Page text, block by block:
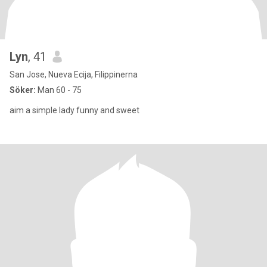
Lyn, 41
San Jose, Nueva Ecija, Filippinerna
Söker: Man 60 - 75
aim a simple lady funny and sweet